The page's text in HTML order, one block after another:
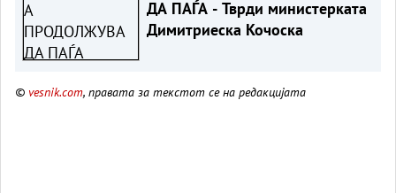
ДА ПАЃА - Тврди министерката
Димитриеска Кочоска
© vesnik.com, правата за текстот се на редакцијата